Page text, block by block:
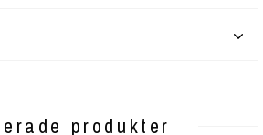
produkter